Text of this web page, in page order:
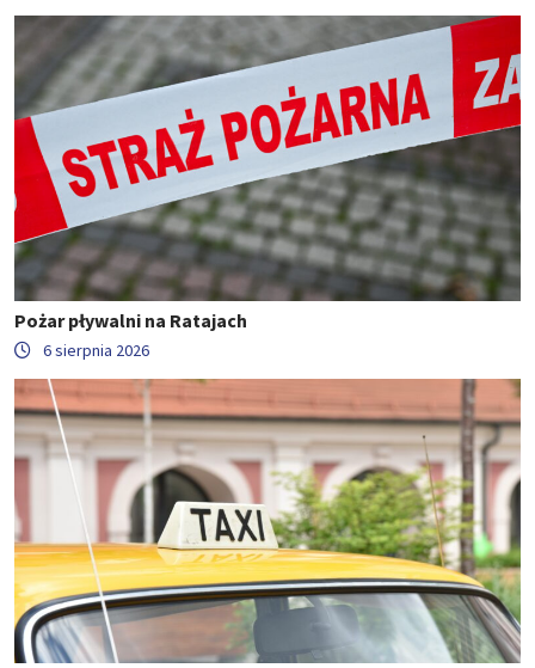
Pożar pływalni na Ratajach
6 sierpnia 2026